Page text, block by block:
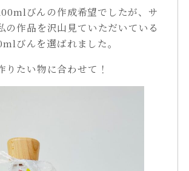
びんの作成希望でしたが、サ
の作品を沢山見ていただいている
びんを選ばれました。
りたい物に合わせて！